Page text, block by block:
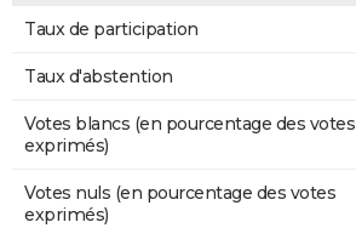
Taux de participation
Taux d'abstention
Votes blancs (en pourcentage des votes
exprimés)
Votes nuls (en pourcentage des votes
exprimés)